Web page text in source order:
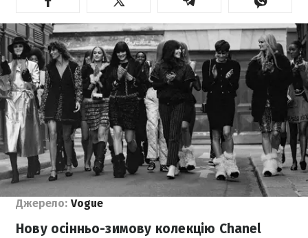
Джерело: Vogue
Нову осінньо-зимову колекцію Chanel